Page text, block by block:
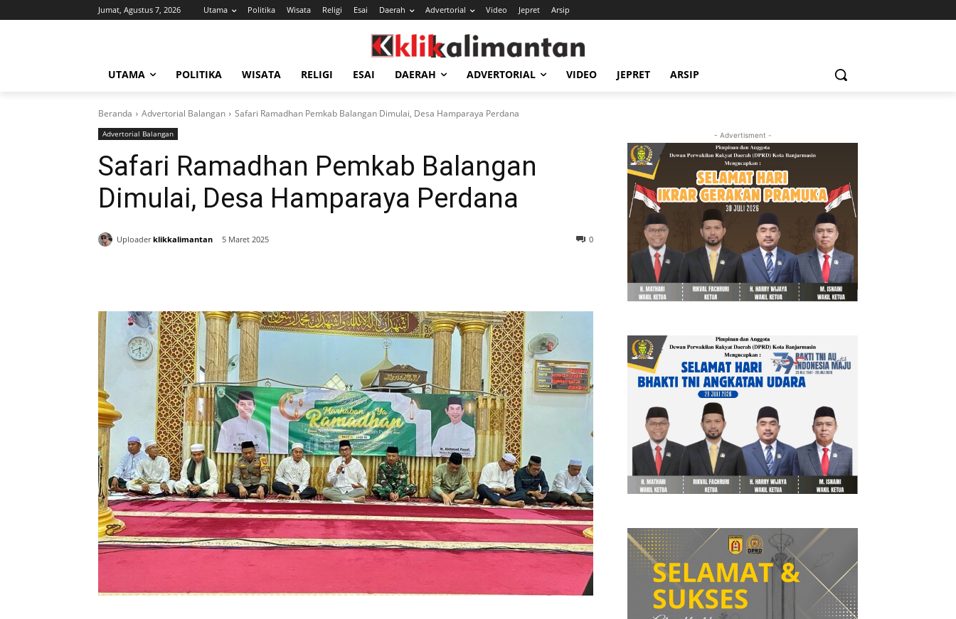
Jumat, Agustus 7, 2026 Utama Politika Wisata Religi Esai Daerah Advertorial Video Jepret Arsip
UTAMA POLITIKA WISATA RELIGI ESAI DAERAH ADVERTORIAL VIDEO JEPRET ARSIP
Beranda Advertorial Balangan Safari Ramadhan Pemkab Balangan Dimulai, Desa Hamparaya Perdana
Advertorial Balangan
Safari Ramadhan Pemkab Balangan
Dimulai, Desa Hamparaya Perdana
Uploader klikkalimantan 5 Maret 2025 0
- Advertisment -